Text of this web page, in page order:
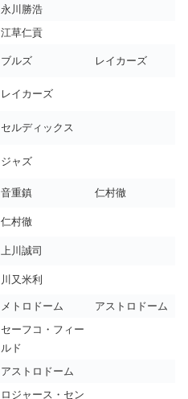
永川勝浩
江草仁貢
ブルズ レイカーズ
レイカーズ
セルディックス
ジャズ
音重鎮 仁村徹
仁村徹
上川誠司
川又米利
メトロドーム
アストロドーム
セーフコ・フィー
ルド
アストロドーム
ロジャース・セン